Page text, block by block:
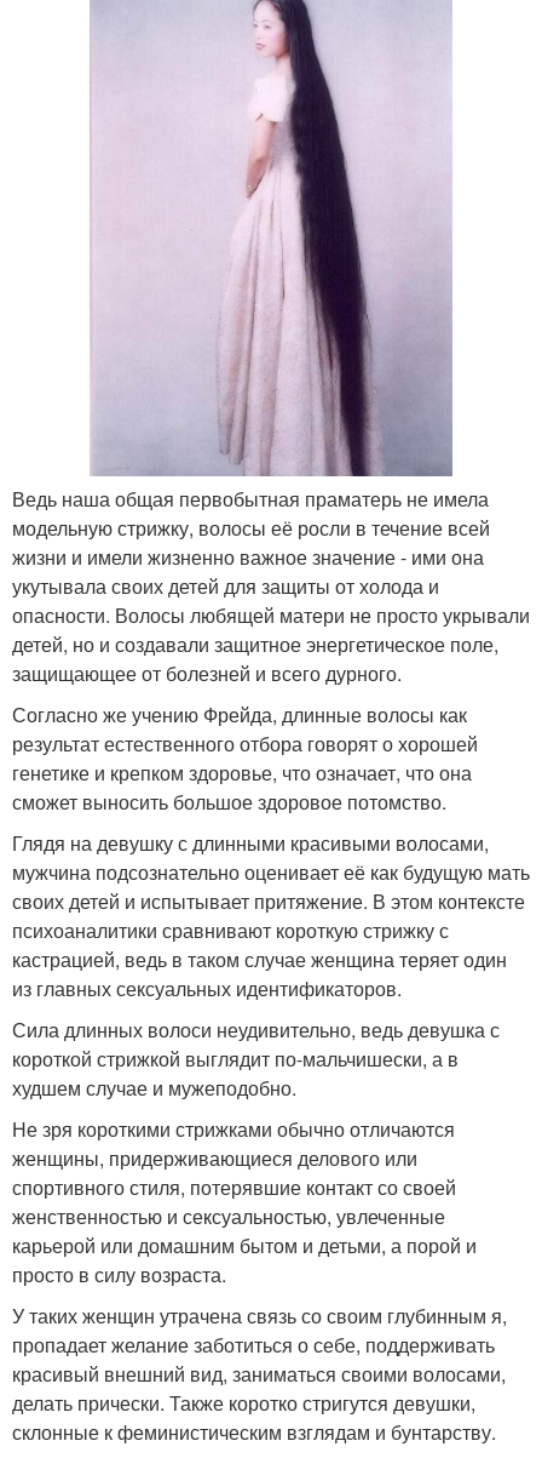
Ведь наша общая первобытная праматерь не имела
модельную стрижку, волосы её росли в течение всей
жизни и имели жизненно важное значение - ими она
укутывала своих детей для защиты от холода и
опасности. Волосы любящей матери не просто укрывали
детей, но и создавали защитное энергетическое поле,
защищающее от болезней и всего дурного.
Согласно же учению Фрейда, длинные волосы как
результат естественного отбора говорят о хорошей
генетике и крепком здоровье, что означает, что она
сможет выносить большое здоровое потомство.
Глядя на девушку с длинными красивыми волосами,
мужчина подсознательно оценивает её как будущую мать
своих детей и испытывает притяжение. В этом контексте
психоаналитики сравнивают короткую стрижку с
кастрацией, ведь в таком случае женщина теряет один
из главных сексуальных идентификаторов.
Сила длинных волоси неудивительно, ведь девушка с
короткой стрижкой выглядит по-мальчишески, а в
худшем случае и мужеподобно.
Не зря короткими стрижками обычно отличаются
женщины, придерживающиеся делового или
спортивного стиля, потерявшие контакт со своей
женственностью и сексуальностью, увлеченные
карьерой или домашним бытом и детьми, а порой и
просто в силу возраста.
У таких женщин утрачена связь со своим глубинным я,
пропадает желание заботиться о себе, поддерживать
красивый внешний вид, заниматься своими волосами,
делать прически. Также коротко стригутся девушки,
склонные к феминистическим взглядам и бунтарству.